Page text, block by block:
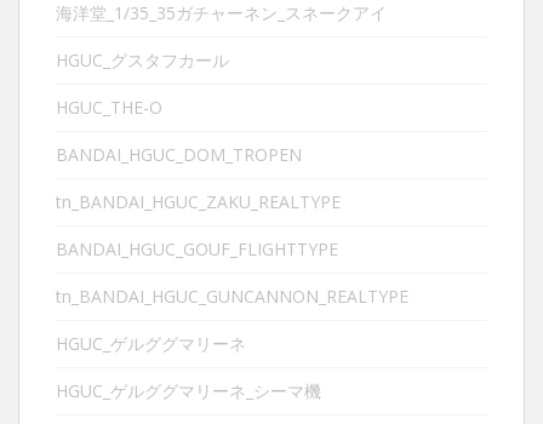
海洋堂_1/35_35ガチャーネン_スネークアイ
HGUC_グスタフカール
HGUC_THE-O
BANDAI_HGUC_DOM_TROPEN
tn_BANDAI_HGUC_ZAKU_REALTYPE
BANDAI_HGUC_GOUF_FLIGHTTYPE
tn_BANDAI_HGUC_GUNCANNON_REALTYPE
HGUC_ゲルググマリーネ
HGUC_ゲルググマリーネ_シーマ機